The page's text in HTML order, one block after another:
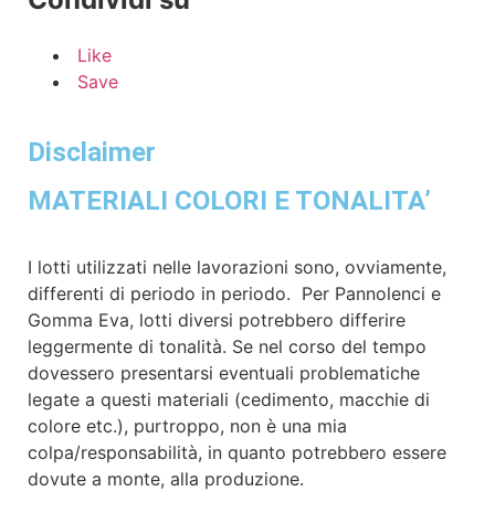
Like
Save
Disclaimer
MATERIALI COLORI E TONALITA’
I lotti utilizzati nelle lavorazioni sono, ovviamente,
differenti di periodo in periodo. Per Pannolenci e
Gomma Eva, lotti diversi potrebbero differire
leggermente di tonalità. Se nel corso del tempo
dovessero presentarsi eventuali problematiche
legate a questi materiali (cedimento, macchie di
colore etc.), purtroppo, non è una mia
colpa/responsabilità, in quanto potrebbero essere
dovute a monte, alla produzione.